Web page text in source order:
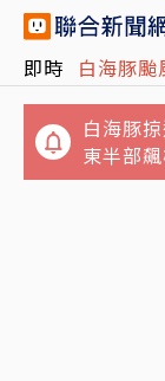
即時 白海豚颱
白海豚
東半部